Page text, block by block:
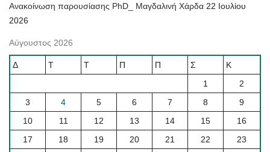
Ανακοίνωση παρουσίασης PhD_ Μαγδαλινή Χάρδα 22 Ιουλίου
2026
Αύγουστος 2026
Δ Τ Τ Π Π Σ
Κ
1
2
3
4 5 6 7 8
9
10
11 12 13 14 15
16
17
18 19 20 21 22
23